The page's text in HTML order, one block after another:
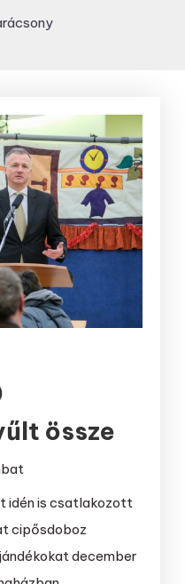
össze
idén is csatlakozott
cipősdoboz
december